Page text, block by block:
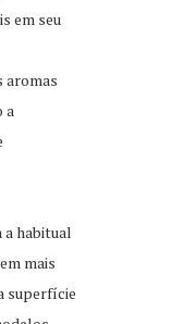
em seu
aromas
a
a habitual
mais
superfície